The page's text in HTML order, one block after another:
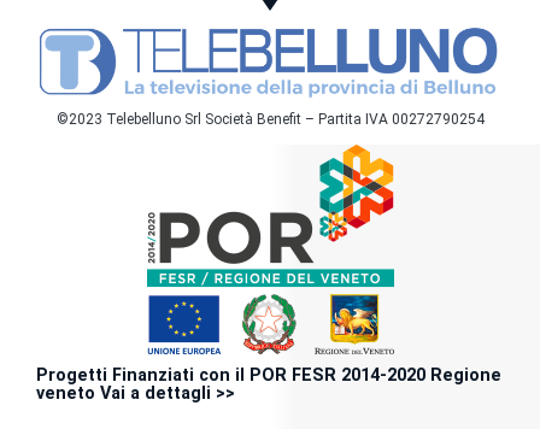
©2023 Telebelluno Srl Società Benefit – Partita IVA 00272790254
Progetti Finanziati con il POR FESR 2014-2020 Regione
veneto Vai a dettagli >>